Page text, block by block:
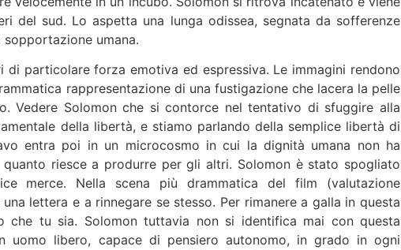
del sud. Lo aspetta una lunga odissea, segnata da sofferenze
umana.
particolare forza emotiva ed espressiva. Le immagini rendono
rappresentazione di una fustigazione che lacera la pelle
Vedere Solomon che si contorce nel tentativo di sfuggire alla
della libertà, e stiamo parlando della semplice libertà di
entra poi in un microcosmo in cui la dignità umana non ha
riesce a produrre per gli altri. Solomon è stato spogliato
merce. Nella scena più drammatica del film (valutazione
lettera e a rinnegare se stesso. Per rimanere a galla in questa
che tu sia. Solomon tuttavia non si identifica mai con questa
uomo libero, capace di pensiero autonomo, in grado in ogni